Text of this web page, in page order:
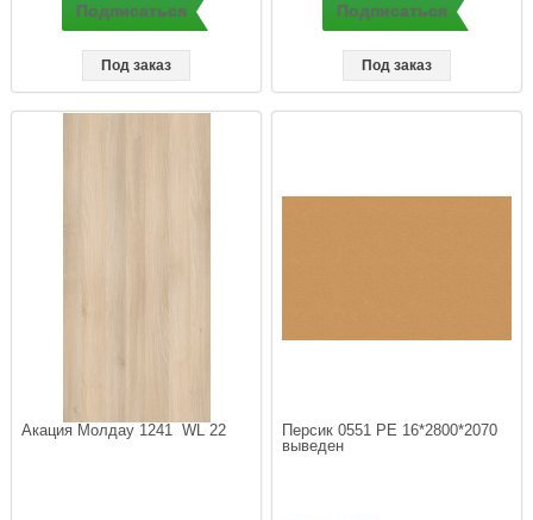
Подписаться
Под заказ
Подписаться
Под заказ
Акация Молдау 1241  WL 22
Персик 0551 PE 16*2800*2070
выведен